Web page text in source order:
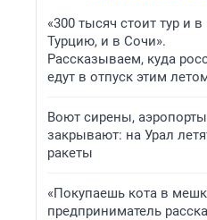
«300 тысяч стоит тур и в
Турцию, и в Сочи».
Рассказываем, куда
едут в отпуск этим
Воют сирены, аэропорты
закрывают: на Урал
ракеты
«Покупаешь кота в
предприниматель